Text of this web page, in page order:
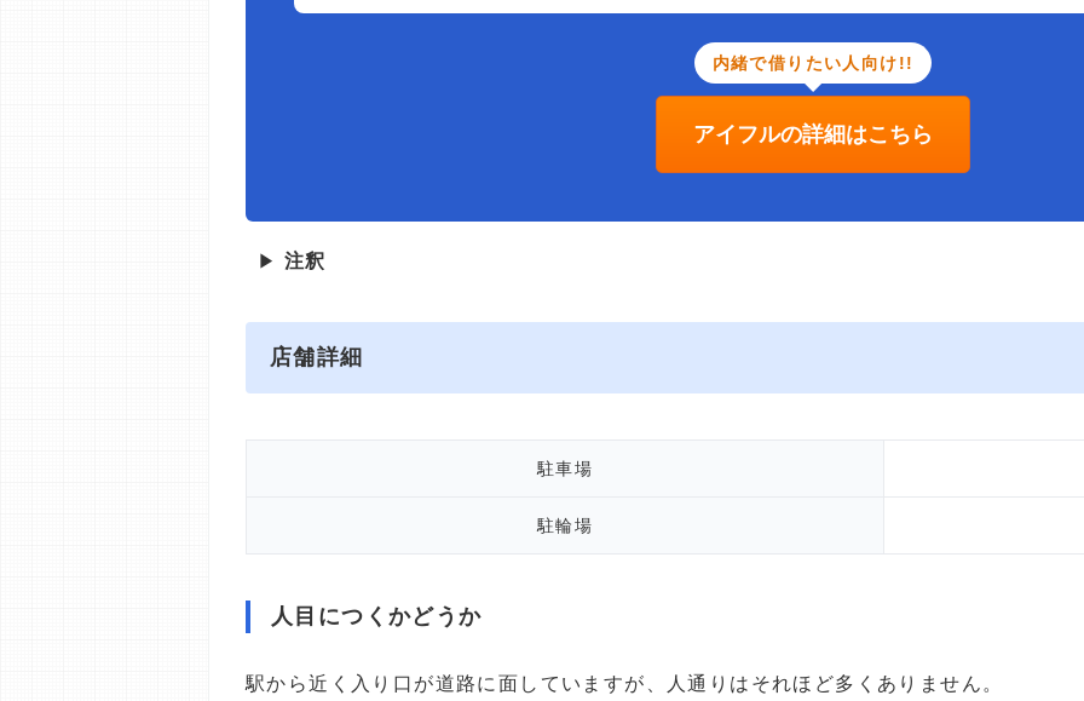
内緒で借りたい人向け!!
アイフルの詳細はこちら
▶ 注釈
店舗詳細
駐車場
駐輪場
人目につくかどうか
駅から近く入り口が道路に面していますが、人通りはそれほど多くありません。